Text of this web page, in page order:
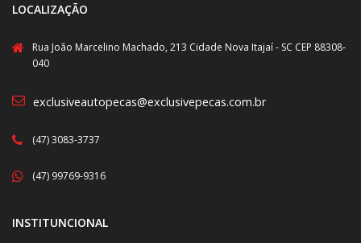
LOCALIZAÇÃO
Rua João Marcelino Machado, 213 Cidade Nova Itajaí - SC CEP 88308-
040
exclusiveautopecas@exclusivepecas.com.br
(47) 3083-3737
(47) 99769-9316
INSTITUNCIONAL